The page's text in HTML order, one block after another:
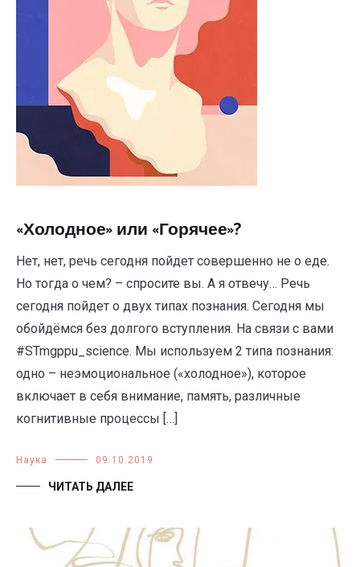
«Холодное» или «Горячее»?
Нет, нет, речь сегодня пойдет совершенно не о еде.
Но тогда о чем? – спросите вы. А я отвечу… Речь
сегодня пойдет о двух типах познания. Сегодня мы
обойдёмся без долгого вступления. На связи с вами
#STmgppu_science. Мы используем 2 типа познания:
одно – неэмоциональное («холодное»), которое
включает в себя внимание, память, различные
когнитивные процессы […]
Наука 09.10.2019
ЧИТАТЬ ДАЛЕЕ